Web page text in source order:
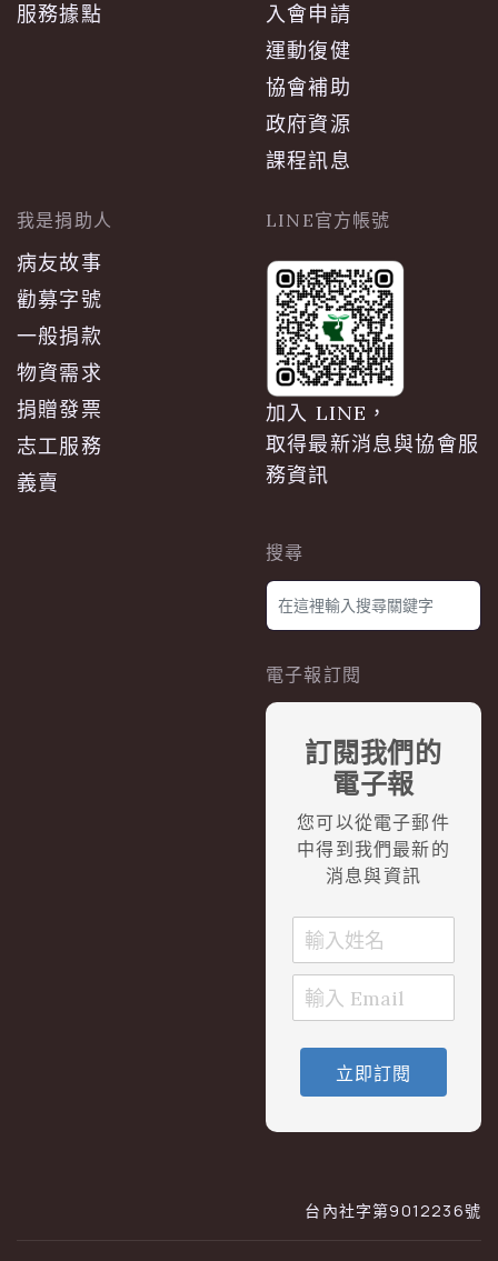
服務據點
入會申請
運動復健
協會補助
政府資源
課程訊息
我是捐助人
病友故事
勸募字號
一般捐款
物資需求
捐贈發票
志工服務
義賣
LINE官方帳號
加入 LINE，
取得最新消息與協會服
務資訊
搜尋
電子報訂閱
訂閱我們的
電子報
您可以從電子郵件
中得到我們最新的
消息與資訊
立即訂閱
台內社字第9012236號